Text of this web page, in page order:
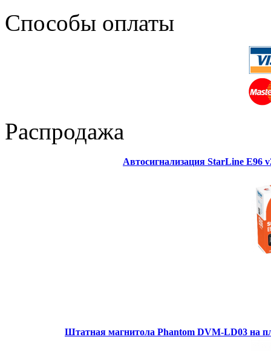
Способы оплаты
Распродажа
Автосигнализация StarLine E96
Штатная магнитола Phantom DVM-LD03 на